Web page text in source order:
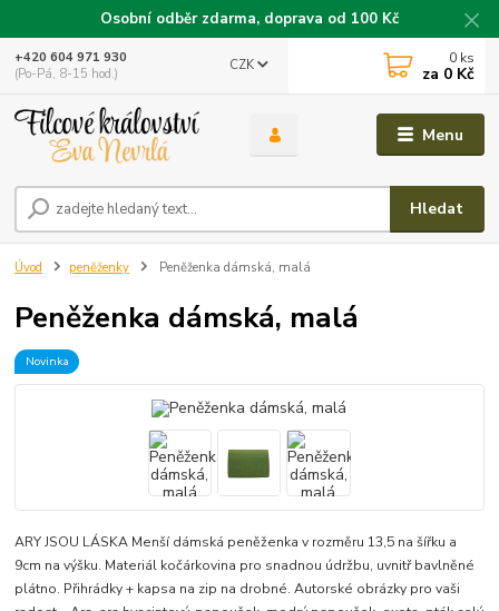
Osobní odběr zdarma, doprava od 100 Kč
Menu
CZK
Hledat
+420 604 971 930
(Po-Pá, 8-15 hod.)
0 ks
za 0 Kč
Úvod peněženky Peněženka dámská, malá
Peněženka dámská, malá
Novinka
ARY JSOU LÁSKA Menší dámská peněženka v rozměru 13,5 na šířku a
9cm na výšku. Materiál kočárkovina pro snadnou údržbu, uvnitř bavlněné
plátno. Přihrádky + kapsa na zip na drobné. Autorské obrázky pro vaši